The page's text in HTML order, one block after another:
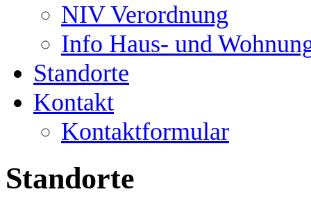
NIV Verordnung
Info Haus- und
Standorte
Kontakt
Kontaktformular
Standorte